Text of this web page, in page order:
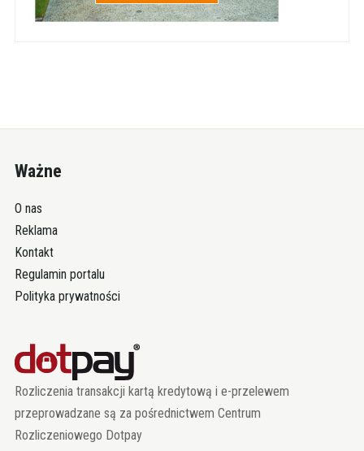
Ważne
O nas
Reklama
Kontakt
Regulamin portalu
Polityka prywatności
Rozliczenia transakcji kartą kredytową i e-przelewem
przeprowadzane są za pośrednictwem Centrum
Rozliczeniowego Dotpay